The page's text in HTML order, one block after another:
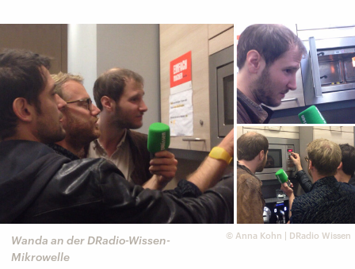
© Anna Kohn | DRadio Wissen
Wanda an der DRadio-Wissen-
Mikrowelle